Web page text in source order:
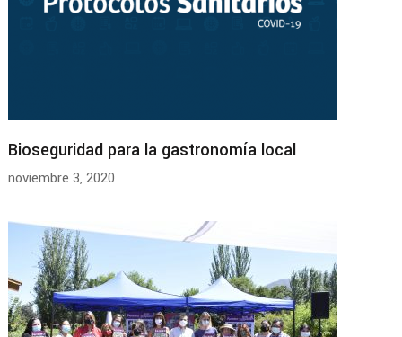
Bioseguridad para la gastronomía local
noviembre 3, 2020